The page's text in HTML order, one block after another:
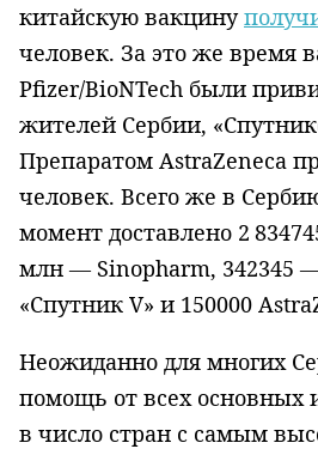
китайскую вакцину
человек. За это же время
Pfizer/BioNTech были
жителей Сербии,
Препаратом AstraZeneca
человек. Всего же в
момент доставлено 2
млн — Sinopharm, 342345
«Спутник V» и 150000
Неожиданно для многих
помощь от всех основных
в число стран с самым